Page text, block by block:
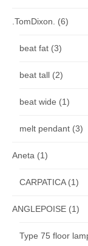
.TomDixon. (6)
beat fat (3)
beat tall (2)
beat wide (1)
melt pendant (3)
Aneta (1)
CARPATICA(1)
ANGLEPOISE (1)
Type 75 floor